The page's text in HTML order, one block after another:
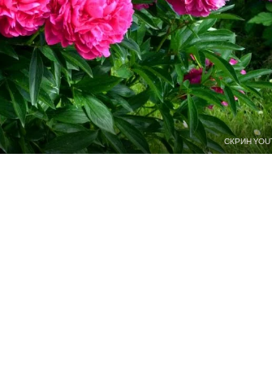
СКРИН